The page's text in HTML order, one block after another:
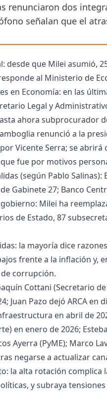
renunciaron dos
señalan que el
desde que Milei asumió,
al Ministerio de
en Economía: en las
Legal y
ahora subprocurador
renunció a la
Vicente Serra; se abrirá
fue por motivos
(según Pablo Salinas):
Gabinete 27; Banco
Milei ha
de Estado, 87
la mayoría dice
frente a la inflación y,
corrupción.
Cottani (Secretario
Juan Pazo dejó ARCA en
en abril de
en enero de 2026;
Ayerra (PyME); Marco
negarse a actualizar
la alta rotación complica
y subraya